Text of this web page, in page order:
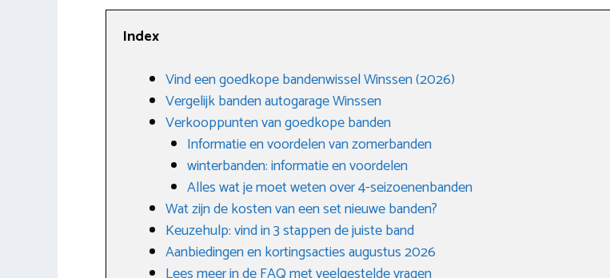
Index
Vind een goedkope bandenwissel Winssen (2026)
Vergelijk banden autogarage Winssen
Verkooppunten van goedkope banden
Informatie en voordelen van zomerbanden
winterbanden: informatie en voordelen
Alles wat je moet weten over 4-seizoenenbanden
Wat zijn de kosten van een set nieuwe banden?
Keuzehulp: vind in 3 stappen de juiste band
Aanbiedingen en kortingsacties augustus 2026